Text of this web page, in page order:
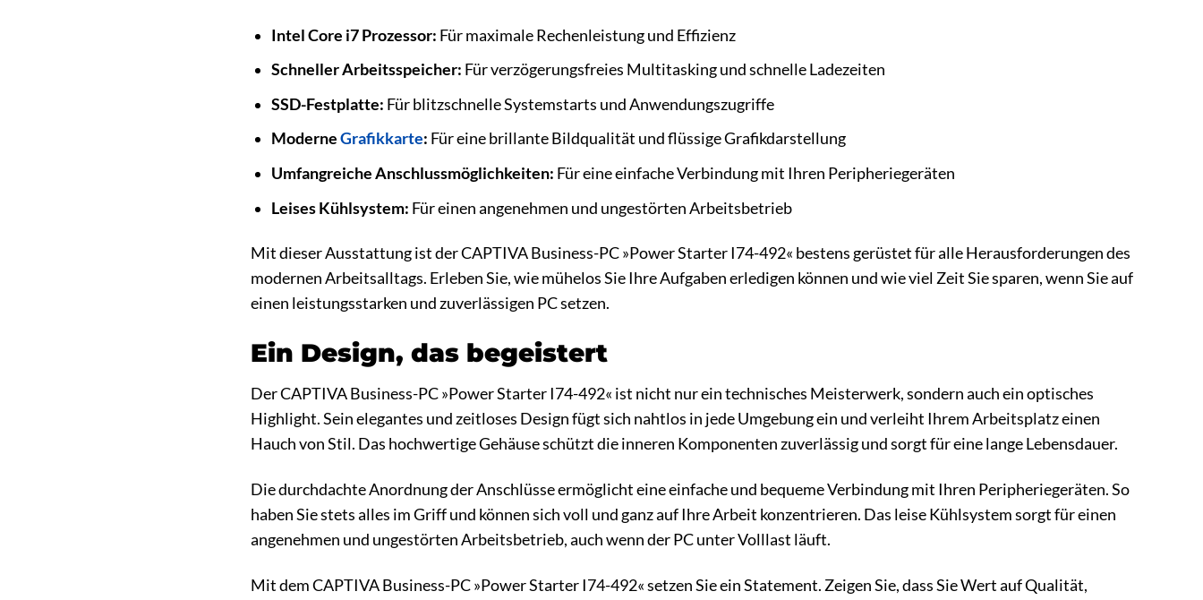
Intel Core i7 Prozessor: Für maximale Rechenleistung und Effizienz
Schneller Arbeitsspeicher: Für verzögerungsfreies Multitasking und schnelle Ladezeiten
SSD-Festplatte: Für blitzschnelle Systemstarts und Anwendungszugriffe
ModerneGrafikkarte: Für eine brillante Bildqualität und flüssige Grafikdarstellung
Umfangreiche Anschlussmöglichkeiten: Für eine einfache Verbindung mit Ihren Peripheriegeräten
Leises Kühlsystem: Für einen angenehmen und ungestörten Arbeitsbetrieb
Mit dieser Ausstattung ist der CAPTIVA Business-PC »Power Starter I74-492« bestens gerüstet für alle Herausforderungen des
modernen Arbeitsalltags. Erleben Sie, wie mühelos Sie Ihre Aufgaben erledigen können und wie viel Zeit Sie sparen, wenn Sie auf
einen leistungsstarken und zuverlässigen PC setzen.
Ein Design, das begeistert
Der CAPTIVA Business-PC »Power Starter I74-492« ist nicht nur ein technisches Meisterwerk, sondern auch ein optisches
Highlight. Sein elegantes und zeitloses Design fügt sich nahtlos in jede Umgebung ein und verleiht Ihrem Arbeitsplatz einen
Hauch von Stil. Das hochwertige Gehäuse schützt die inneren Komponenten zuverlässig und sorgt für eine lange Lebensdauer.
Die durchdachte Anordnung der Anschlüsse ermöglicht eine einfache und bequeme Verbindung mit Ihren Peripheriegeräten. So
haben Sie stets alles im Griff und können sich voll und ganz auf Ihre Arbeit konzentrieren. Das leise Kühlsystem sorgt für einen
angenehmen und ungestörten Arbeitsbetrieb, auch wenn der PC unter Volllast läuft.
Mit dem CAPTIVA Business-PC »Power Starter I74-492« setzen Sie ein Statement. Zeigen Sie, dass Sie Wert auf Qualität,